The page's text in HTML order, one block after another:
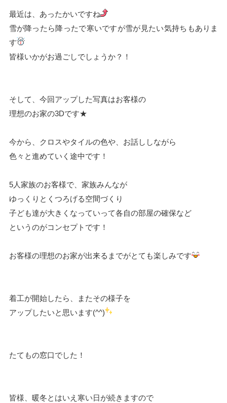
最近は、あったかいですね
雪が降ったら降ったで寒いですが雪が見たい気持ちもありま
す
皆様いかがお過ごしでしょうか？！
そして、今回アップした写真はお客様の
理想のお家の3Dです★
今から、クロスやタイルの色や、お話ししながら
色々と進めていく途中です！
5人家族のお客様で、家族みんなが
ゆっくりとくつろげる空間づくり
子ども達が大きくなっていって各自の部屋の確保など
というのがコンセプトです！
お客様の理想のお家が出来るまでがとても楽しみです
着工が開始したら、またその様子を
アップしたいと思います(^^)
たてもの窓口でした！
皆様、暖冬とはいえ寒い日が続きますので